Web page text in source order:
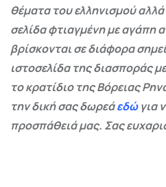
θέματα του ελληνισμού
σελίδα φτιαγμένη με αγάπη
βρίσκονται σε διάφορα
ιστοσελίδα της διασποράς
το κρατίδιο της Βόρειας
την δική σας δωρεάεδώγια
προσπάθειά μας. Σας